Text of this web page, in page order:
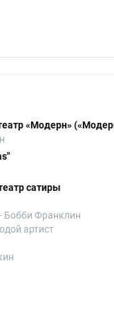
«Модерн»
сатиры
Бобби Франклин
артист